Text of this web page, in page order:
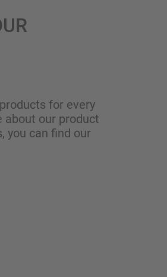
for every
about our product
you can find our